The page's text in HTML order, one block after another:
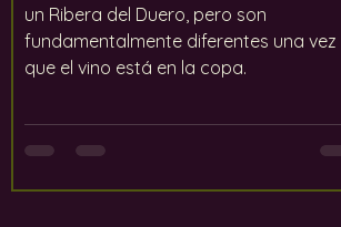
un Ribera del Duero, pero son
fundamentalmente diferentes una vez
que el vino está en la copa.